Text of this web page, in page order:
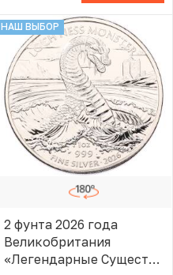
НАШ ВЫБОР
2 фунта 2026 года
Великобритания
«Легендарные Существа